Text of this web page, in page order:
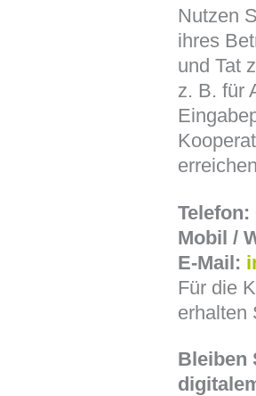
Nutzen
ihres
und Tat
z. B. für
Telefon:
Mobil /
E-Mail:
Für die
erhalten
Bleiben